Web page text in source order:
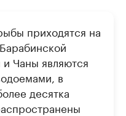
приходятся на
Чаны являются
в
десятка